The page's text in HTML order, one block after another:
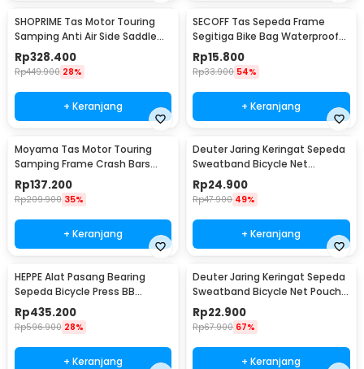
SHOPRIME Tas Motor Touring
Samping Anti Air Side Saddle
Bag - SH58L
Rp328.400
Rp449.900 28%
+ Keranjang
SECOFF Tas Sepeda Frame
Segitiga Bike Bag Waterproof
Kapasitas Besar - SF20
Rp15.800
Rp33.900 54%
+ Keranjang
Moyama Tas Motor Touring
Samping Frame Crash Bars
Waterproof Bag 8L - INU27
Rp137.200
Rp209.900 35%
+ Keranjang
Deuter Jaring Keringat Sepeda
Sweatband Bicycle Net
Waterproof Denim - D550
Rp24.900
Rp47.900 49%
+ Keranjang
HEPPE Alat Pasang Bearing
Sepeda Bicycle Press BB
Aluminium Alloy - HP-7075
Rp435.200
Rp596.900 28%
+ Keranjang
Deuter Jaring Keringat Sepeda
Sweatband Bicycle Net Pouch
Touchscreen - D660
Rp22.900
Rp67.900 67%
+ Keranjang